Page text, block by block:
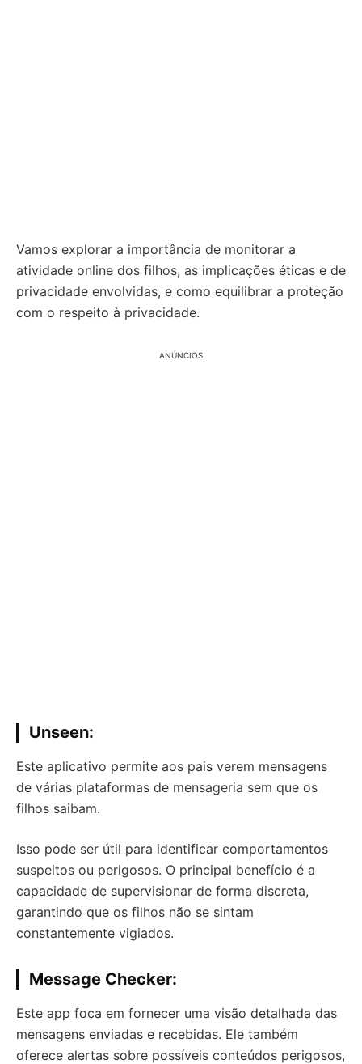
Vamos explorar a importância de monitorar a
atividade online dos filhos, as implicações éticas e de
privacidade envolvidas, e como equilibrar a proteção
com o respeito à privacidade.
ANÚNCIOS
Unseen:
Este aplicativo permite aos pais verem mensagens
de várias plataformas de mensageria sem que os
filhos saibam.
Isso pode ser útil para identificar comportamentos
suspeitos ou perigosos. O principal benefício é a
capacidade de supervisionar de forma discreta,
garantindo que os filhos não se sintam
constantemente vigiados.
Message Checker:
Este app foca em fornecer uma visão detalhada das
mensagens enviadas e recebidas. Ele também
oferece alertas sobre possíveis conteúdos perigosos,